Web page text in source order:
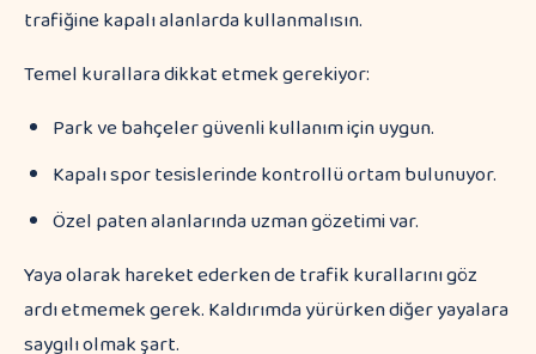
trafiğine kapalı alanlarda kullanmalısın.
Temel kurallara dikkat etmek gerekiyor:
Park ve bahçeler güvenli kullanım için uygun.
Kapalı spor tesislerinde kontrollü ortam bulunuyor.
Özel paten alanlarında uzman gözetimi var.
Yaya olarak hareket ederken de trafik kurallarını göz
ardı etmemek gerek. Kaldırımda yürürken diğer yayalara
saygılı olmak şart.